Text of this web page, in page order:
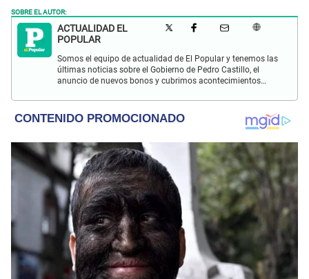
SOBRE EL AUTOR:
ACTUALIDAD EL
POPULAR
Somos el equipo de actualidad de El Popular y tenemos las
últimas noticias sobre el Gobierno de Pedro Castillo, el
anuncio de nuevos bonos y cubrimos acontecimientos